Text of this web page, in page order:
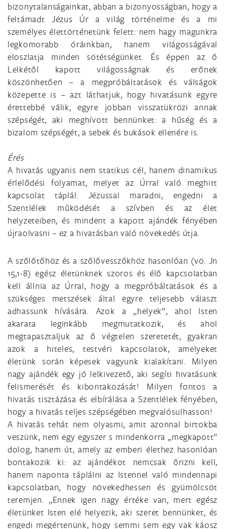
bizonytalanságainkat, abban a bizonyosságban, hogy a
feltámadt Jézus Úr a világ történelme és a mi
személyes élettörténetünk felett: nem hagy magunkra
legkomorabb óráinkban, hanem világosságával
eloszlatja minden sötétségünket. És éppen az ő
Lelkétől kapott világosságnak és erőnek
köszönhetően – a megpróbáltatások és válságok
közepette is – azt láthatjuk, hogy hivatásunk egyre
érettebbé válik, egyre jobban visszatükrözi annak
szépségét, aki meghívott bennünket: a hűség és a
bizalom szépségét, a sebek és bukások ellenére is.
Érés
A hivatás ugyanis nem statikus cél, hanem dinamikus
érlelődési folyamat, melyet az Úrral való meghitt
kapcsolat táplál: Jézussal maradni, engedni a
Szentlélek működését a szívben és az élet
helyzeteiben, és mindent a kapott ajándék fényében
újraolvasni – ez a hivatásban való növekedés útja.
A szőlőtőhöz és a szőlővesszőkhöz hasonlóan (vö. Jn
15,1-8) egész életünknek szoros és élő kapcsolatban
kell állnia az Úrral, hogy a megpróbáltatások és a
szükséges metszések által egyre teljesebb választ
adhassunk hívására. Azok a „helyek”, ahol Isten
akarata leginkább megmutatkozik, és ahol
megtapasztaljuk az ő végtelen szeretetét, gyakran
azok a hiteles, testvéri kapcsolatok, amelyeket
életünk során képesek vagyunk kialakítani. Milyen
nagy ajándék egy jó lelkivezető, aki segíti hivatásunk
felismerését és kibontakozását! Milyen fontos a
hivatás tisztázása és elbírálása a Szentlélek fényében,
hogy a hivatás teljes szépségében megvalósulhasson!
A hivatás tehát nem olyasmi, amit azonnal birtokba
veszünk, nem egy egyszer s mindenkorra „megkapott”
dolog, hanem út, amely az emberi élethez hasonlóan
bontakozik ki: az ajándékot nemcsak őrizni kell,
hanem naponta táplálni az Istennel való mindennapi
kapcsolatban, hogy növekedhessen és gyümölcsöt
teremjen. „Ennek igen nagy értéke van, mert egész
életünket Isten elé helyezik, aki szeret bennünket, és
engedi megértenünk, hogy semmi sem egy vak káosz